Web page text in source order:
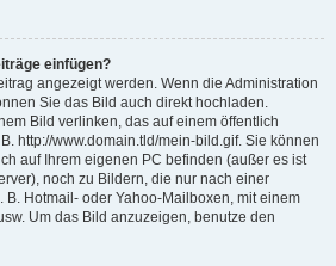
einfügen?
angezeigt werden. Wenn die Administration
Sie das Bild auch direkt hochladen.
Bild verlinken, das auf einem öffentlich
http://www.domain.tld/mein-bild.gif. Sie können
auf Ihrem eigenen PC befinden (außer es ist
noch zu Bildern, die nur nach einer
B. Hotmail- oder Yahoo-Mailboxen, mit einem
Um das Bild anzuzeigen, benutze den